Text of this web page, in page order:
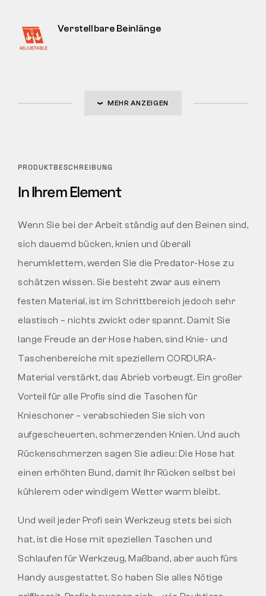
Verstellbare Beinlänge
MEHR ANZEIGEN
PRODUKTBESCHREIBUNG
In Ihrem Element
Wenn Sie bei der Arbeit ständig auf den Beinen sind,
sich dauernd bücken, knien und überall
herumklettern, werden Sie die Predator-Hose zu
schätzen wissen. Sie besteht zwar aus einem
festen Material, ist im Schrittbereich jedoch sehr
elastisch – nichts zwickt oder spannt. Damit Sie
lange Freude an der Hose haben, sind Knie- und
Taschenbereiche mit speziellem CORDURA-
Material verstärkt, das Abrieb vorbeugt. Ein großer
Vorteil für alle Profis sind die Taschen für
Knieschoner – verabschieden Sie sich von
aufgescheuerten, schmerzenden Knien. Und auch
Rückenschmerzen sagen Sie adieu: Die Hose hat
einen erhöhten Bund, damit Ihr Rücken selbst bei
kühlerem oder windigem Wetter warm bleibt.
Und weil jeder Profi sein Werkzeug stets bei sich
hat, ist die Hose mit speziellen Taschen und
Schlaufen für Werkzeug, Maßband, aber auch fürs
Handy ausgestattet. So haben Sie alles Nötige